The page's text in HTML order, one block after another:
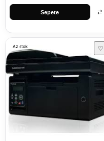
Sepete ⇄
Az stok ♡